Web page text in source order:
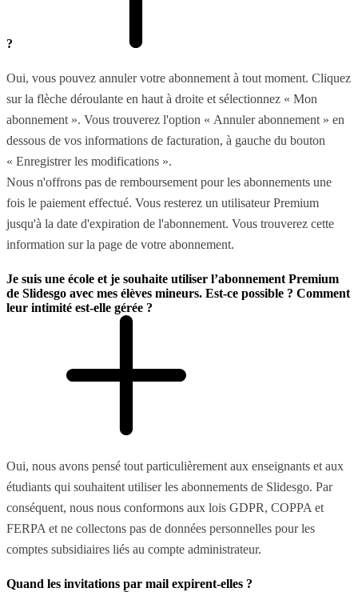
?
Oui, vous pouvez annuler votre abonnement à tout moment. Cliquez
sur la flèche déroulante en haut à droite et sélectionnez « Mon
abonnement ». Vous trouverez l'option « Annuler abonnement » en
dessous de vos informations de facturation, à gauche du bouton
« Enregistrer les modifications ».
Nous n'offrons pas de remboursement pour les abonnements une
fois le paiement effectué. Vous resterez un utilisateur Premium
jusqu'à la date d'expiration de l'abonnement. Vous trouverez cette
information sur la page de votre abonnement.
Je suis une école et je souhaite utiliser l’abonnement Premium
de Slidesgo avec mes élèves mineurs. Est-ce possible ? Comment
leur intimité est-elle gérée ?
Oui, nous avons pensé tout particulièrement aux enseignants et aux
étudiants qui souhaitent utiliser les abonnements de Slidesgo. Par
conséquent, nous nous conformons aux lois GDPR, COPPA et
FERPA et ne collectons pas de données personnelles pour les
comptes subsidiaires liés au compte administrateur.
Quand les invitations par mail expirent-elles ?